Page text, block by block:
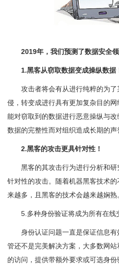
2019年，我们预测了数据安全
1.黑客从窃取数据变成操纵数据
攻击者将会有从进行纯粹的为
侵，转变成进行具有更加复杂目的
能对窃取到的数据进行恶意操纵与
数据的完整性而对组织造成长期的声
2.黑客的攻击更具针对性！
黑客的其攻击行为进行分析和
针对性的攻击。随着机器黑客技术
来越多，且黑客的技术会越来越娴熟
5.多种身份验证将成为所有在线
身份认证问题一直是保证信息
管还不是完美解决方案，大多数网
的访问，提供带额外要求或可选身份